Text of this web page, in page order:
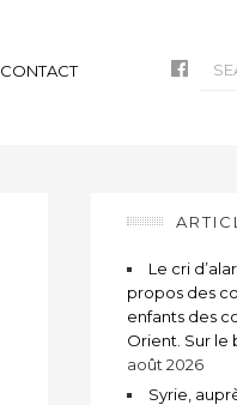
CONTACT
Le cri
propos des
enfants des
Orient. Sur le
août 2026
Syrie,